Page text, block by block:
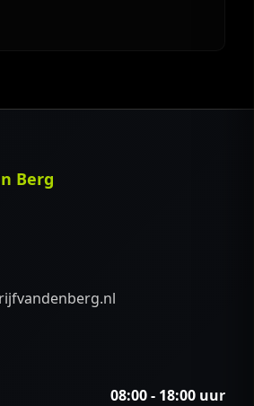
Berg
08:00 - 18:00 uur